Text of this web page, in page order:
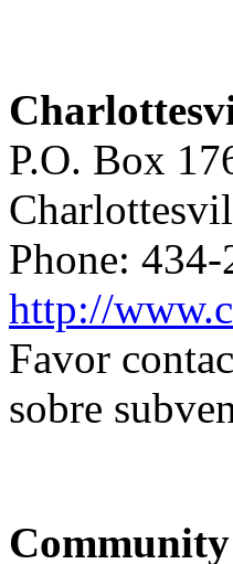
P.O. Box
Phone:
http://
Favor
sobre